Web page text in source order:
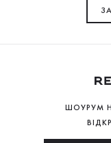
ШОУРУМ